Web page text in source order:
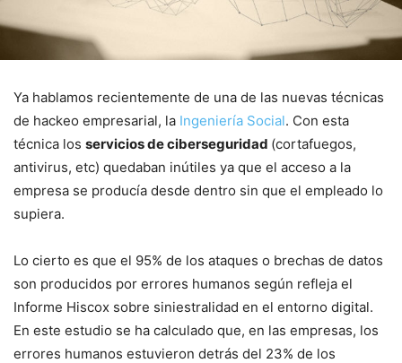
Ya hablamos recientemente de una de las nuevas técnicas
de hackeo empresarial, la Ingeniería Social. Con esta
técnica los servicios de ciberseguridad (cortafuegos,
antivirus, etc) quedaban inútiles ya que el acceso a la
empresa se producía desde dentro sin que el empleado lo
supiera.
Lo cierto es que el 95% de los ataques o brechas de datos
son producidos por errores humanos según refleja el
Informe Hiscox sobre siniestralidad en el entorno digital.
En este estudio se ha calculado que, en las empresas, los
errores humanos estuvieron detrás del 23% de los